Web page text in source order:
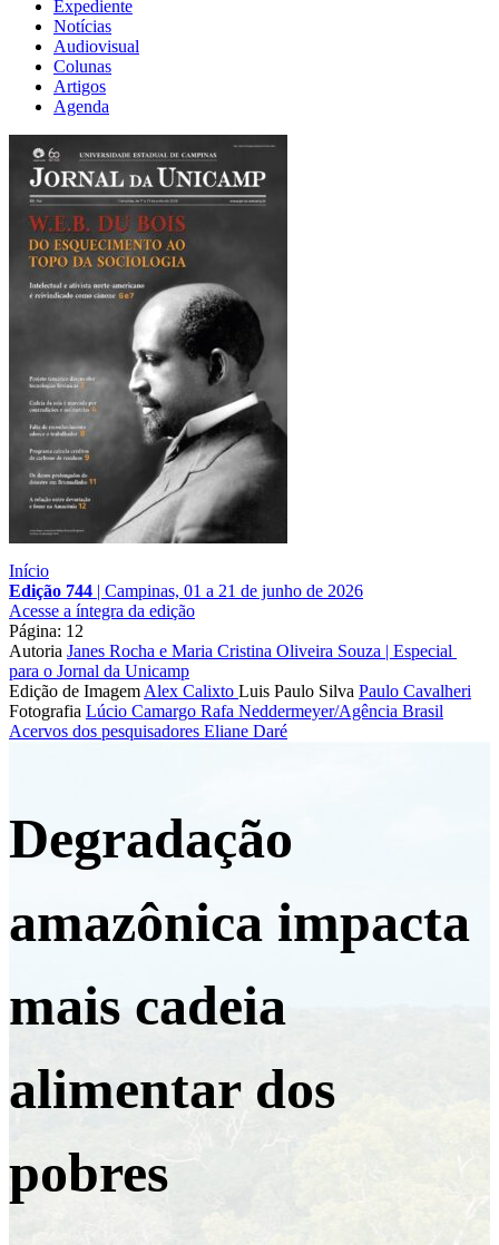
Expediente
Notícias
Audiovisual
Colunas
Artigos
Agenda
Início
Edição 744 | Campinas, 01 a 21 de junho de 2026
Acesse a íntegra da edição
Página: 12
Autoria Janes Rocha e Maria Cristina Oliveira Souza | Especial
para o Jornal da Unicamp
Edição de Imagem Alex Calixto Luis Paulo Silva Paulo Cavalheri
Fotografia Lúcio Camargo Rafa Neddermeyer/Agência Brasil
Acervos dos pesquisadores Eliane Daré
Degradação
amazônica impacta
mais cadeia
alimentar dos
pobres